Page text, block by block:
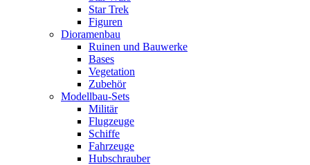
Star Trek
Figuren
Dioramenbau
Ruinen und Bauwerke
Bases
Vegetation
Zubehör
Modellbau-Sets
Militär
Flugzeuge
Schiffe
Fahrzeuge
Hubschrauber